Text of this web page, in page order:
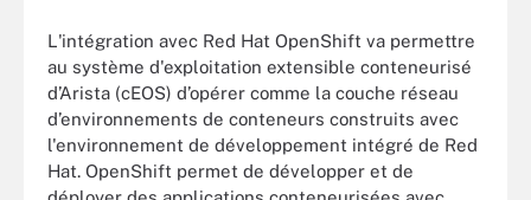
L'intégration avec Red Hat OpenShift va permettre
au système d'exploitation extensible conteneurisé
d’Arista (cEOS) d’opérer comme la couche réseau
d’environnements de conteneurs construits avec
l'environnement de développement intégré de Red
Hat. OpenShift permet de développer et de